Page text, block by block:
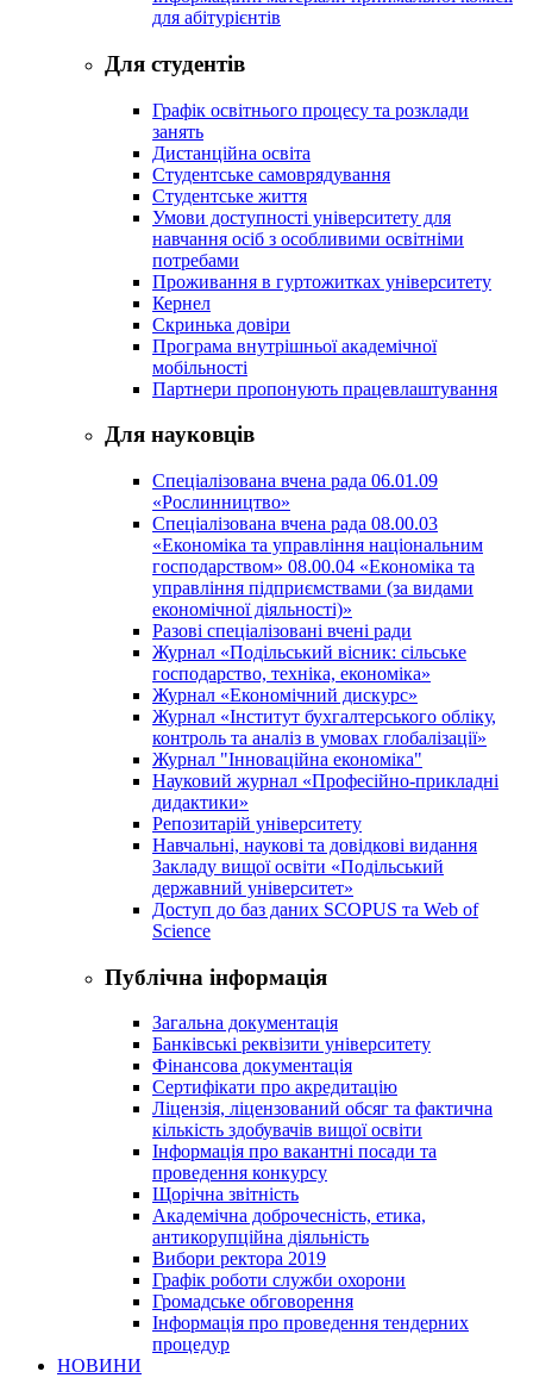
для абітурієнтів
Для студентів
Графік освітнього процесу та розклади
занять
Дистанційна освіта
Студентське самоврядування
Студентське життя
Умови доступності університету для
навчання осіб з особливими освітніми
потребами
Проживання в гуртожитках університету
Кернел
Скринька довіри
Програма внутрішньої академічної
мобільності
Партнери пропонують працевлаштування
Для науковців
Спеціалізована вчена рада 06.01.09
«Рослинництво»
Спеціалізована вчена рада 08.00.03
«Економіка та управління національним
господарством» 08.00.04 «Економіка та
управління підприємствами (за видами
економічної діяльності)»
Разові спеціалізовані вчені ради
Журнал «Подільський вісник: сільське
господарство, техніка, економіка»
Журнал «Економічний дискурс»
Журнал «Інститут бухгалтерського обліку,
контроль та аналіз в умовах глобалізації»
Журнал "Інноваційна економіка"
Науковий журнал «Професійно-прикладні
дидактики»
Репозитарій університету
Навчальні, наукові та довідкові видання
Закладу вищої освіти «Подільський
державний університет»
Доступ до баз даних SCOPUS та Web of
Science
Публічна інформація
Загальна документація
Банківські реквізити університету
Фінансова документація
Сертифікати про акредитацію
Ліцензія, ліцензований обсяг та фактична
кількість здобувачів вищої освіти
Інформація про вакантні посади та
проведення конкурсу
Щорічна звітність
Академічна доброчесність, етика,
антикорупційна діяльність
Вибори ректора 2019
Графік роботи служби охорони
Громадське обговорення
Інформація про проведення тендерних
процедур
НОВИНИ